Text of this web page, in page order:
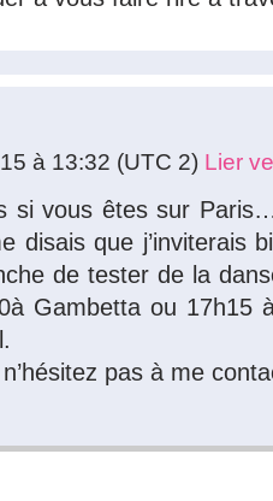
à 13:32 (UTC 2) Lier
si vous êtes sur
disais que j’inviterais
de tester de la
Gambetta ou 17h15
pas à me